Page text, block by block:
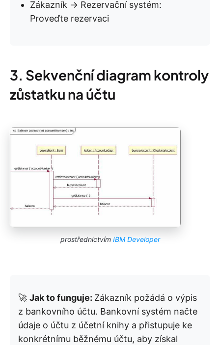
Zákazník → Rezervační systém:
Proveďte rezervaci
3. Sekvenční diagram kontroly
zůstatku na účtu
prostřednictvím IBM Developer
🚀 Jak to funguje: Zákazník požádá o výpis
z bankovního účtu. Bankovní systém načte
údaje o účtu z účetní knihy a přistupuje ke
konkrétnímu běžnému účtu, aby získal